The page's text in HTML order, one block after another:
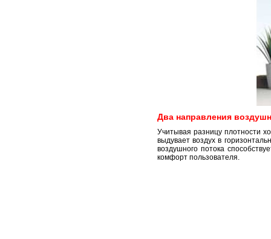
Два направления
Учитывая разницу плотности
выдувает воздух в
воздушного потока
комфорт пользователя.